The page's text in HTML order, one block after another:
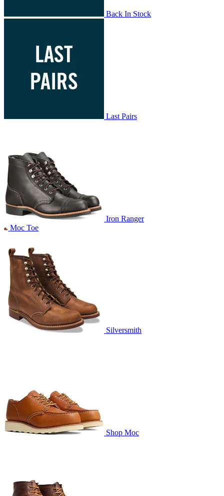
Back In Stock
Last Pairs
Iron Ranger
Moc Toe
Silversmith
Shop Moc